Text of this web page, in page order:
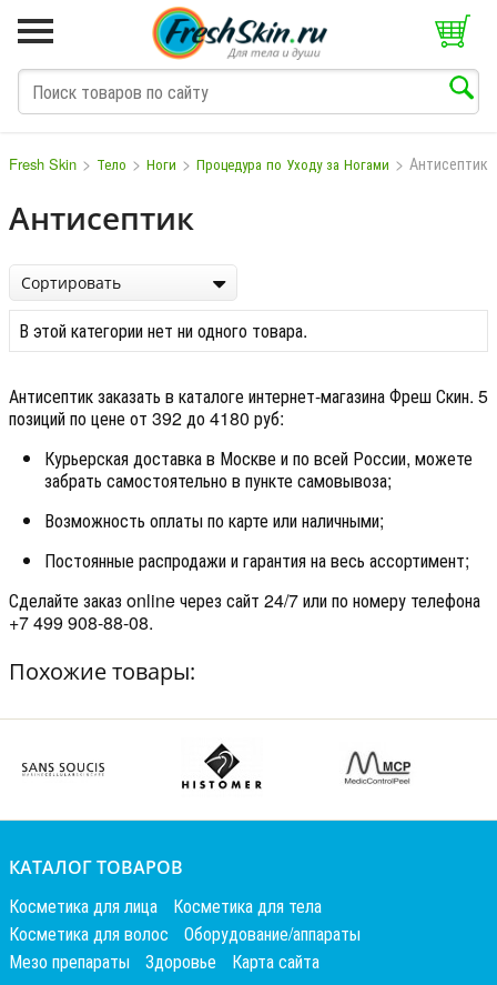
Fresh Skin > Тело > Ноги > Процедура по Уходу за Ногами > Антисептик
Антисептик
Сортировать
В этой категории нет ни одного товара.
Антисептик заказать в каталоге интернет-магазина Фреш Скин. 5
позиций по цене от 392 до 4180 руб:
Курьерская доставка в Москве и по всей России, можете
забрать самостоятельно в пункте самовывоза;
Возможность оплаты по карте или наличными;
Постоянные распродажи и гарантия на весь ассортимент;
Сделайте заказ online через сайт 24/7 или по номеру телефона
+7 499 908-88-08.
Похожие товары:
КАТАЛОГ ТОВАРОВ
Косметика для лица
Косметика для тела
Косметика для волос
Оборудование/аппараты
Мезо препараты
Здоровье Карта сайта
M N O P Q S